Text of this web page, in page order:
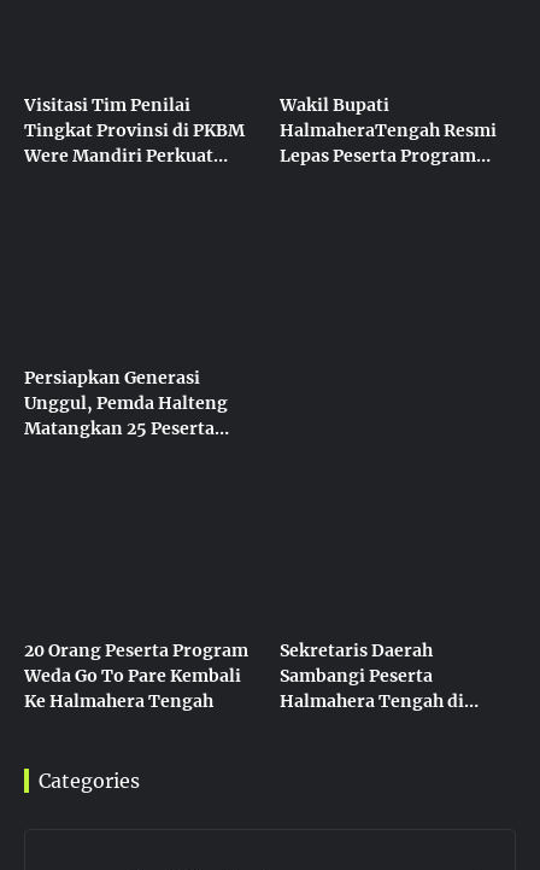
Visitasi Tim Penilai
Tingkat Provinsi di PKBM
Were Mandiri Perkuat
Wakil Bupati
HalmaheraTengah Resmi
Lepas Peserta Program
Persiapkan Generasi
Unggul, Pemda Halteng
Matangkan 25 Peserta
20 Orang Peserta Program
Weda Go To Pare Kembali
Ke Halmahera Tengah
Sekretaris Daerah
Sambangi Peserta
Halmahera Tengah di
Categories